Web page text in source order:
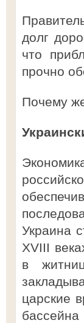
долг
что
прочно
Почему
Украина
XVIII
в
царские